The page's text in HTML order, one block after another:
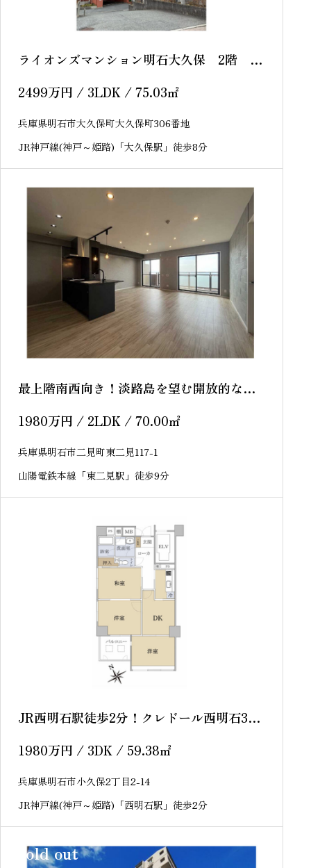
ライオンズマンション明石大久保 2階 中
古マンション
2499万円 / 3LDK / 75.03㎡
兵庫県明石市大久保町大久保町306番地
JR神戸線(神戸～姫路)「大久保駅」徒歩8分
最上階南西向き！淡路島を望む開放的な眺
階 中古マンション
1980万円 / 2LDK / 70.00㎡
兵庫県明石市二見町東二見117-1
山陽電鉄本線「東二見駅」徒歩9分
JR西明石駅徒歩2分！クレドール西明石3
6階 中古マンション
1980万円 / 3DK / 59.38㎡
兵庫県明石市小久保2丁目2-14
JR神戸線(神戸～姫路)「西明石駅」徒歩2分
sold out